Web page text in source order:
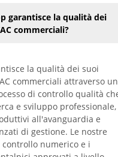
garantisce la qualità dei
commerciali?
la qualità dei suoi
commerciali attraverso un
di controllo qualità
e sviluppo professionale,
all'avanguardia e
di gestione. Le nostre
controllo numerico e i